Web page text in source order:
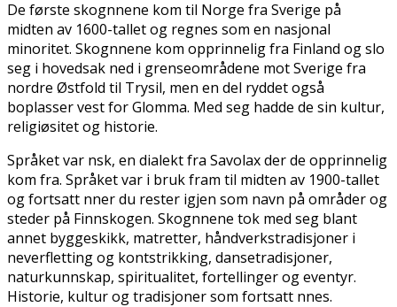
De første skogfinnene kom til Norge fra Sverige på
midten av 1600-tallet og regnes som en nasjonal
minoritet. Skogfinnene kom opprinnelig fra Finland og slo
seg i hovedsak ned i grenseområdene mot Sverige fra
nordre Østfold til Trysil, men en del ryddet også
boplasser vest for Glomma. Med seg hadde de sin kultur,
religiøsitet og historie.
Språket var finsk, en dialekt fra Savolax der de opprinnelig
kom fra. Språket var i bruk fram til midten av 1900-tallet
og fortsatt finner du rester igjen som navn på områder og
steder på Finnskogen. Skogfinnene tok med seg blant
annet byggeskikk, matretter, håndverkstradisjoner i
neverfletting og kontstrikking, dansetradisjoner,
naturkunnskap, spiritualitet, fortellinger og eventyr.
Historie, kultur og tradisjoner som fortsatt finnes.